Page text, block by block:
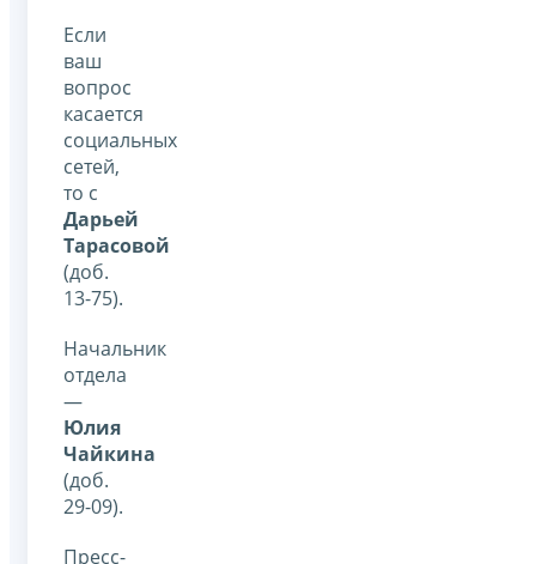
Если
ваш
вопрос
касается
социальных
сетей,
то с
Дарьей
Тарасовой
(доб.
13-75).
Начальник
отдела
—
Юлия
Чайкина
(доб.
29-09).
Пресс-